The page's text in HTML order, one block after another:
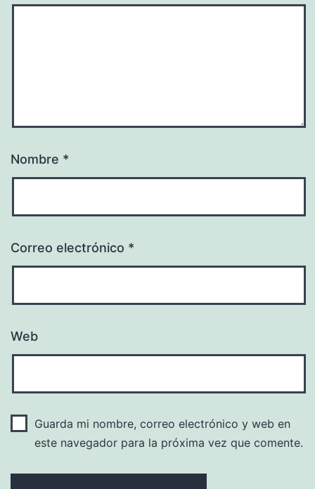
Nombre *
Correo electrónico *
Web
Guarda mi nombre, correo electrónico y web en
este navegador para la próxima vez que comente.